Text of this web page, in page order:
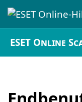
ESET Online